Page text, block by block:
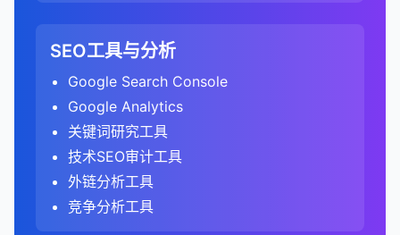
noindex标签告诉搜索引擎不要索引页面。
规范URL告诉搜索引擎索引哪个版本的页面。
总结来说，规范URL是解决重复内容问题和集中链接
权益的重要工具。通过正确实施规范URL，网站管理
员可以确保搜索引擎将链接权益集中到首选URL版
本，提高重要内容的排名潜力。规范URL应该是任何
全面SEO策略的重要组成部分，特别是对于内容丰富
或动态生成的网站。
跳出率/参与率数据不能直接比较。
的用户参与度评估，考虑了时间、互动和转化等多
个因素。
更准确的用户行为分析
以更准确地捕捉用户在单页应用和现代网站上的行
为。
需要调整分析方法
社交媒体分析工具：Hootsuite、Buffer、
Brandwatch
总结来说，SEO竞争分析是制定有效SEO策略的关键
步骤。通过全面分析竞争对手的关键词排名、内容策
略、链接概况、技术SEO和用户体验，你可以识别机
会、发现差距，并制定差异化的策略来提高你的搜索
可见度。定期进行竞争分析可以帮助你保持领先地
位，并适应不断变化的搜索环境。
确显示。
5. 提交和监控更改
URL提交：
提交新页面或更新的页面以进行索引。
加速Google对重要页面的索引。
更改地址工具
：
由于Google的关键词加密政策，Google
在Universal Analytics中，可以在"获取" > "搜索
控制台" > "查询"报告中查看一些关键词数据。
在GA4中，关键词数据更加有限，建议结合
Google Search Console进行关键词分析。
5. 分析移动与桌面表现
E. 转化分析
分析有机搜索流量的转化率和转化价值。
识别转化路径和关键转化页面。
分析转化漏斗，找出流失点。
比较不同关键词和页面的转化表现。
F. 技术SEO分析
检查爬行错误和索引问题。
评估页面速度和Core Web Vitals表现。
转化率的关系。
布。
树状图：显示层次结构数据，如网站结构、内容分
类等。
地图：显示地理分布数据，如来自不同地区的流
量。
仪表板：综合展示多个相关指标，提供整体性能视
季节性：
分析关键词搜索量的季节性变化。
这有助于规划内容和营销活动。
4. 分析搜索意图
信息型意图：用户寻求信息或答案。
导航型意图：用户试图访问特定网站。
交易型意图：用户准备购买产品或服务。
标题标签 ：缺失、重复、过长或过短的标题标签。
元描述：缺失、重复、过长或过短的元描述。
H1标签：缺失、重复、多个H1标签等问题。
图片优化：缺失alt文本、未压缩图片、图片尺寸问
题等。
URL结构：过长URL、非SEO友好URL、参数问题
等。
E. 链接来源分析
分析链接来源的行业分布。
分析链接来源的网站类型（如博客、新闻网站、论
坛等）。
3. 分析竞争对手的外链概况
比较外链指标：
确保关键词使用自然，避免过度优化。
B. 内容结构分析
分析标题层级（H1、H2、H3等）的使用。
评估内容的可读性和格式（如段落长度、列表使
用、图片等）。
检查内容的深度和全面性。
C. 内容新鲜度分析
评估他们的内容深度和广度。
内容类型分析：
分析竞争对手使用的内容类型（如博客、指南、
视频、信息图表等）。
评估不同内容类型的表现。
内容质量分析
：
评估竞争对手内容的质量、原创性和价值。
SEO工具与分析
Google Search Console
Google Analytics
关键词研究工具
技术SEO审计工具
外链分析工具
竞争分析工具